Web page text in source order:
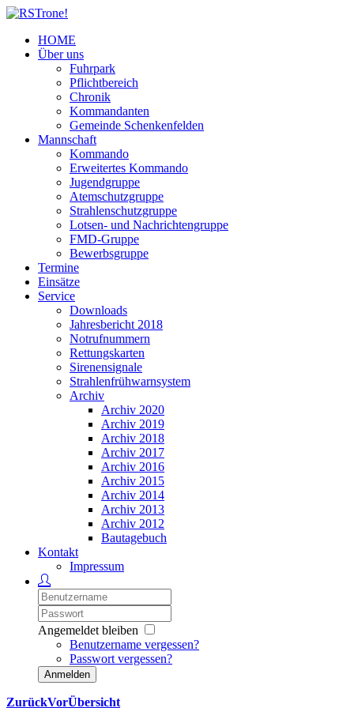
HOME
Über uns
Fuhrpark
Pflichtbereich
Chronik
Kommandanten
Gemeinde Schenkenfelden
Mannschaft
Kommando
Erweitertes Kommando
Jugendgruppe
Atemschutzgruppe
Strahlenschutzgruppe
Lotsen- und Nachrichtengruppe
FMD-Gruppe
Bewerbsgruppe
Termine
Einsätze
Service
Downloads
Jahresbericht 2018
Notrufnummern
Rettungskarten
Sirenensignale
Strahlenfrühwarnsystem
Archiv
Archiv 2020
Archiv 2019
Archiv 2018
Archiv 2017
Archiv 2016
Archiv 2015
Archiv 2014
Archiv 2013
Archiv 2012
Bautagebuch
Kontakt
Impressum
Angemeldet bleiben
Benutzername vergessen?
Passwort vergessen?
Anmelden
ZurückVorÜbersicht